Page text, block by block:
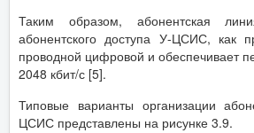
Таким образом, абонентская
абонентского доступа У-ЦСИС, как
проводной цифровой и обеспечивает
2048 кбит/с [5].
Типовые варианты организации
ЦСИС представлены на рисунке 3.9.